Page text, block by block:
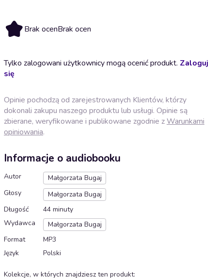
Brak ocenBrak ocen
Tylko zalogowani użytkownicy mogą ocenić produkt. Zaloguj
się
Opinie pochodzą od zarejestrowanych Klientów, którzy
dokonali zakupu naszego produktu lub usługi. Opinie są
zbierane, weryfikowane i publikowane zgodnie zWarunkami
opiniowania.
Informacje o audiobooku
Autor
Małgorzata Bugaj
Głosy
Małgorzata Bugaj
Długość
44 minuty
Wydawca
Małgorzata Bugaj
Format
MP3
Język
Polski
Kolekcje, w których znajdziesz ten produkt: